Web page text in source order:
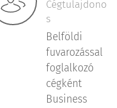
Cégtulajdono
s
Belföldi
fuvarozással
foglalkozó
cégként
Business